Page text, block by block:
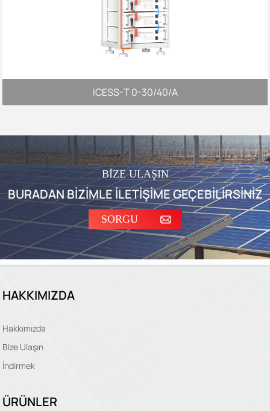
ICESS-T 0-30/40/A
BİZE ULAŞIN
BURADAN BİZİMLE İLETİŞİME GEÇEBİLİRSİNİZ
SORGU
HAKKIMIZDA
Hakkımızda
Bize Ulaşın
İndirmek
ÜRÜNLER